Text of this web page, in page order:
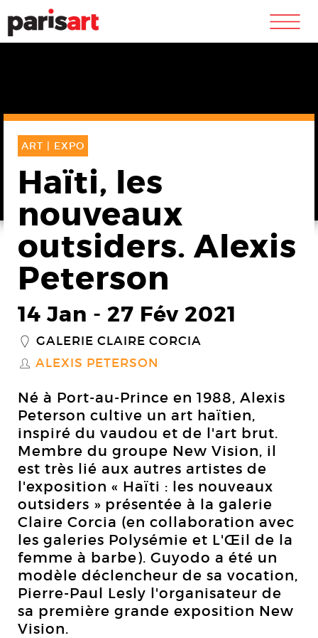
m
ART | EXPO
Haïti, les
nouveaux
outsiders. Alexis
Peterson
14 Jan - 27 Fév 2021
_ GALERIE CLAIRE CORCIA
S ALEXIS PETERSON
Né à Port-au-Prince en 1988, Alexis
Peterson cultive un art haïtien,
inspiré du vaudou et de l'art brut.
Membre du groupe New Vision, il
est très lié aux autres artistes de
l'exposition « Haïti : les nouveaux
outsiders » présentée à la galerie
Claire Corcia (en collaboration avec
les galeries Polysémie et L'Œil de la
femme à barbe). Guyodo a été un
modèle déclencheur de sa vocation,
Pierre-Paul Lesly l'organisateur de
sa première grande exposition New
Vision.